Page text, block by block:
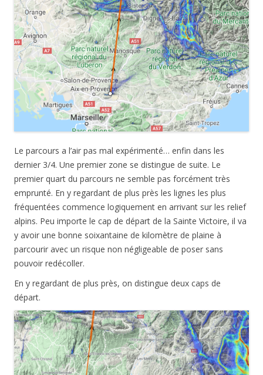
Le parcours a l’air pas mal expérimenté… enfin dans les
dernier 3/4. Une premier zone se distingue de suite. Le
premier quart du parcours ne semble pas forcément très
emprunté. En y regardant de plus près les lignes les plus
fréquentées commence logiquement en arrivant sur les relief
alpins. Peu importe le cap de départ de la Sainte Victoire, il va
y avoir une bonne soixantaine de kilomètre de plaine à
parcourir avec un risque non négligeable de poser sans
pouvoir redécoller.
En y regardant de plus près, on distingue deux caps de
départ.